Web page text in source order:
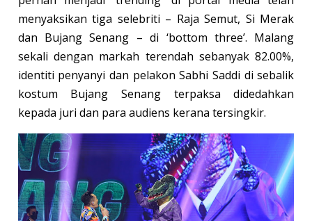
menyaksikan tiga selebriti – Raja Semut, Si Merak
dan Bujang Senang – di ‘bottom three’. Malang
sekali dengan markah terendah sebanyak 82.00%,
identiti penyanyi dan pelakon Sabhi Saddi di sebalik
kostum Bujang Senang terpaksa didedahkan
kepada juri dan para audiens kerana tersingkir.